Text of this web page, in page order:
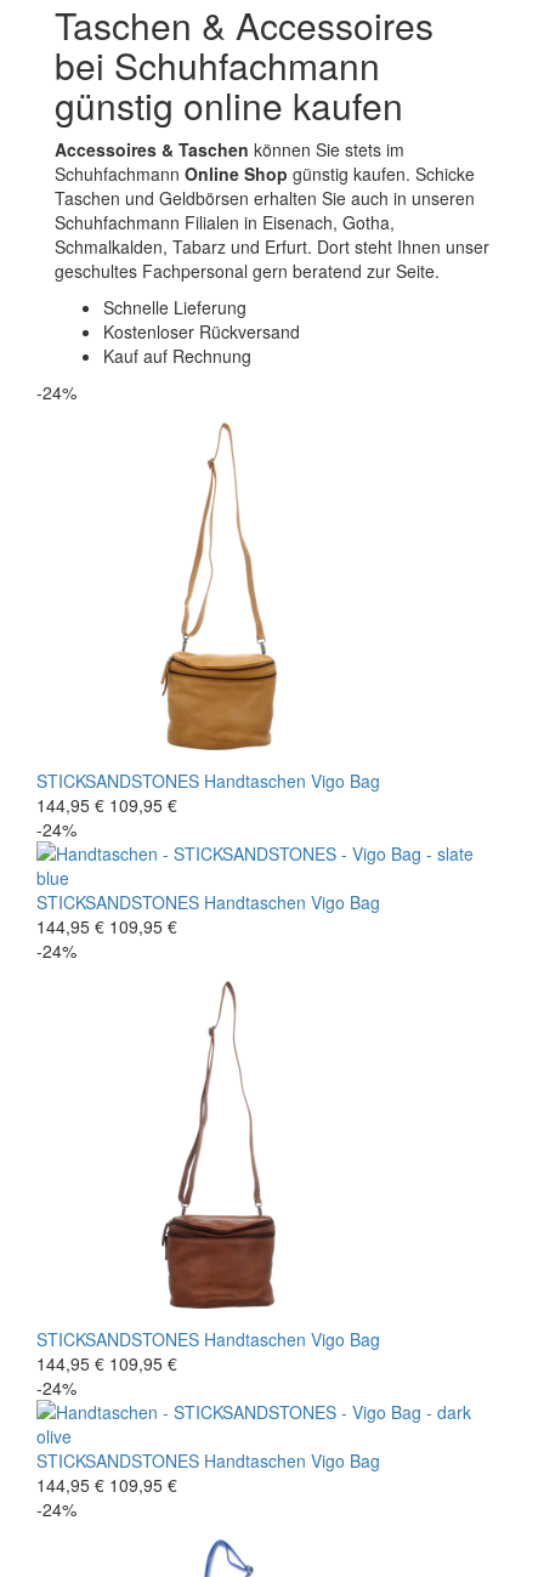
Taschen & Accessoires
bei Schuhfachmann
günstig online kaufen
Accessoires & Taschen können Sie stets im
Schuhfachmann Online Shop günstig kaufen. Schicke
Taschen und Geldbörsen erhalten Sie auch in unseren
Schuhfachmann Filialen in Eisenach, Gotha,
Schmalkalden, Tabarz und Erfurt. Dort steht Ihnen unser
geschultes Fachpersonal gern beratend zur Seite.
Schnelle Lieferung
Kostenloser Rückversand
Kauf auf Rechnung
-24%
STICKSANDSTONES Handtaschen Vigo Bag
144,95 € 109,95 €
-24%
STICKSANDSTONES Handtaschen Vigo Bag
144,95 € 109,95 €
-24%
STICKSANDSTONES Handtaschen Vigo Bag
144,95 € 109,95 €
-24%
STICKSANDSTONES Handtaschen Vigo Bag
144,95 € 109,95 €
-24%